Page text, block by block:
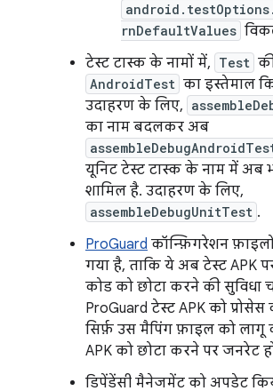
rnDefaultValues
टेस्ट टास्क के नामों में, Test
AndroidTest का इस्तेमाल
उदाहरण के लिए,
का नाम बदलकर अब
यूनिट टेस्ट टास्क के नाम में अब
शामिल है. उदाहरण के लिए,
assembleDebugUnitTest .
ProGuard कॉन्फ़िगरेशन
गया है, ताकि ये अब टेस्ट APK
कोड को छोटा करने की सुविधा
ProGuard टेस्ट APK को प्रोसेस
सिर्फ़ उस मैपिंग फ़ाइल को लागू
APK को छोटा करने पर जनरेट
डिपेंडेंसी मैनेजमेंट को अपडेट